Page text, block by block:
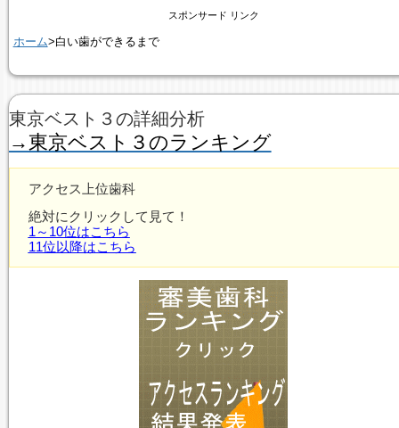
スポンサード リンク
ホーム>白い歯ができるまで
東京ベスト３の詳細分析
→東京ベスト３のランキング
アクセス上位歯科
絶対にクリックして見て！
1～10位はこちら
11位以降はこちら